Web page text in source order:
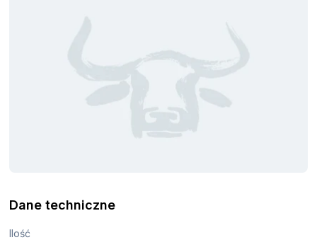
Dane techniczne
Ilość